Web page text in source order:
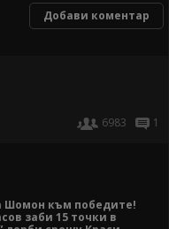
Добави коментар
6983
1
Шомон към победите!
заби 15 точки в